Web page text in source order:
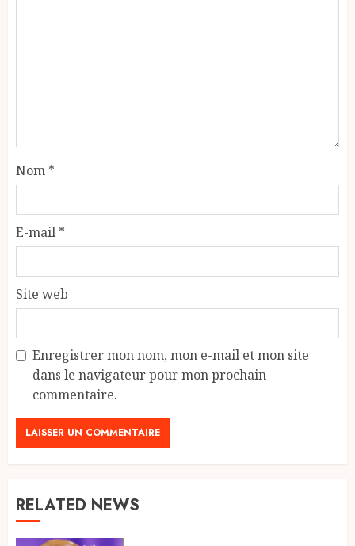
Nom *
E-mail *
Site web
Enregistrer mon nom, mon e-mail et mon site
dans le navigateur pour mon prochain
commentaire.
RELATED NEWS